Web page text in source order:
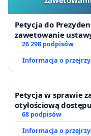
Celem niniejszej
Dokument opiera
wynikach szkolnej
posiłków.
Petycja do
zawetowanie
26 298 podpisów
Informacja o
Petycja w sprawie
otyłościową
oraz programów
68 podpisów
Informacja o